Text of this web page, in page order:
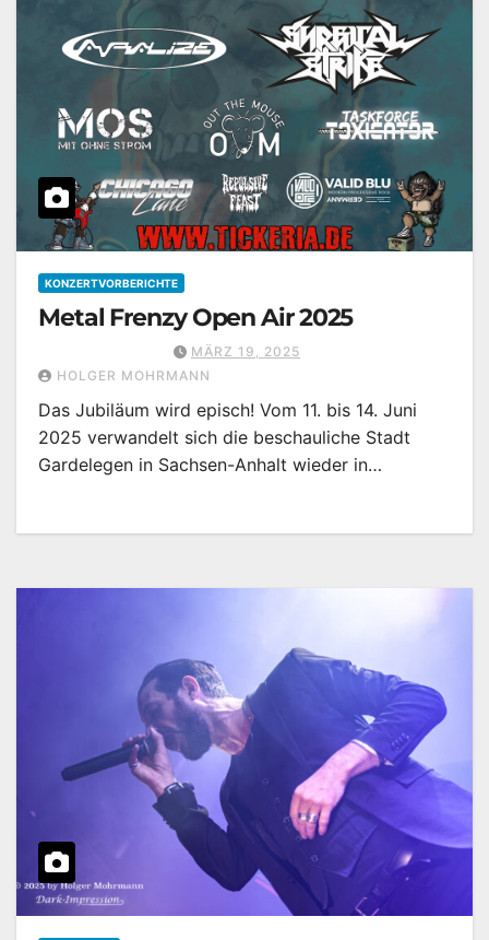
KONZERTVORBERICHTE
Metal Frenzy Open Air 2025
MÄRZ 19, 2025
HOLGER MOHRMANN
Das Jubiläum wird episch! Vom 11. bis 14. Juni
2025 verwandelt sich die beschauliche Stadt
Gardelegen in Sachsen-Anhalt wieder in…